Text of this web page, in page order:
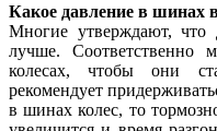
Какое давление в шинах
Многие утверждают, что
лучше. Соответственно
колесах, чтобы они
рекомендует
в шинах колес, то